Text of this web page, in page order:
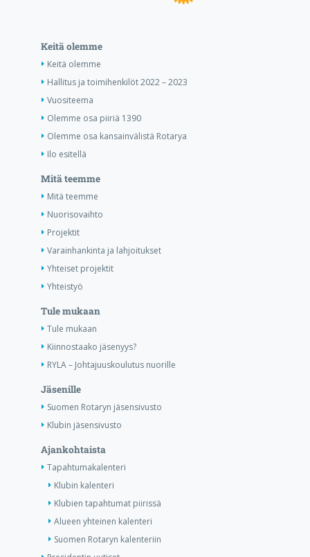
Keitä olemme
Keitä olemme
Hallitus ja toimihenkilöt 2022 – 2023
Vuositeema
Olemme osa piiriä 1390
Olemme osa kansainvälistä Rotarya
Ilo esitellä
Mitä teemme
Mitä teemme
Nuorisovaihto
Projektit
Varainhankinta ja lahjoitukset
Yhteiset projektit
Yhteistyö
Tule mukaan
Tule mukaan
Kiinnostaako jäsenyys?
RYLA – Johtajuuskoulutus nuorille
Jäsenille
Suomen Rotaryn jäsensivusto
Klubin jäsensivusto
Ajankohtaista
Tapahtumakalenteri
Klubin kalenteri
Klubien tapahtumat piirissä
Alueen yhteinen kalenteri
Suomen Rotaryn kalenteriin